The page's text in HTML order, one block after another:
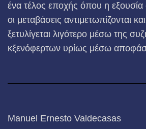
ένα τέλος εποχής όπου η εξουσία
οι μεταβάσεις αντιμετωπίζονται
ξετυλίγεται λιγότερο μέσω της
κξενόφερτων υρίως μέσω
Manuel Ernesto Valdecasas